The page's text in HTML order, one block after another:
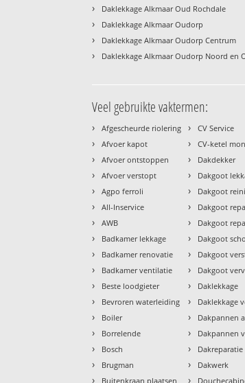
› Daklekkage Alkmaar Oud Rochdale
› Daklekkage Alkmaar Oudorp
› Daklekkage Alkmaar Oudorp Centrum
› Daklekkage Alkmaar Oudorp Noord en
Veel gebruikte vaktermen:
› Afgescheurde riolering
› Afvoer kapot
› Afvoer ontstoppen
› Afvoer verstopt
› Agpo ferroli
› All-Inservice
› AWB
› Badkamer lekkage
› Badkamer renovatie
› Badkamer ventilatie
› Beste loodgieter
› Bevroren waterleiding
› Boiler
› Borrelende
› Bosch
› Brugman
› Buitenkraan plaatsen
› CV Service
› CV-ketel
› Dakdekker
› Dakgoot
› Dakgoot
› Dakgoot
› Dakgoot
› Dakgoot
› Dakgoot
› Dakgoot
› Daklekkage
› Daklekkage
› Dakpannen
› Dakpannen
› Dakreparatie
› Dakwerk
›